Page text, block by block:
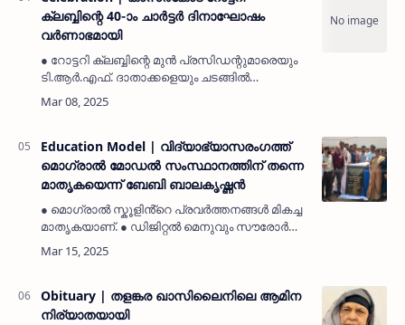
ക്ലബ്ബിന്റെ 40-ാം ചാർട്ടർ ദിനാഘോഷം
വർണാഭമായി
● റോട്ടറി ക്ലബ്ബിന്റെ മുൻ പ്രസിഡന്റുമാരെയും
ടി.ആർ.എഫ്. ദാതാക്കളെയും ചടങ്ങിൽ
ആദരിച്ചു. ● കേക്ക് മുറിക്കൽ, കുടുംബാംഗങ്ങളുടെ
ഒത്തുചേരൽ, വിവിധ തരത്തിലുള്ള വിനോദ
Education Model | വിദ്യാഭ്യാസരംഗത്ത്
മൊഗ്രാൽ മോഡൽ സംസ്ഥാനത്തിന് തന്നെ
മാതൃകയെന്ന് ബേബി ബാലകൃഷ്ണൻ
● മൊഗ്രാൽ സ്കൂളിൻ്റെ പ്രവർത്തനങ്ങൾ മികച്ച
മാതൃകയാണ്. ● ഡിജിറ്റൽ മെനുവും സൗരോർജ്ജ
പദ്ധതിയും ശ്രദ്ധേയമാണ്. ● ഭിന്നശേഷി
വിദ്യാർത്ഥികൾക്കുള്ള പ്രത്യേക സമീപനം
Obituary | തളങ്കര ഖാസിലൈനിലെ ആമിന
നിര്യാതയായി